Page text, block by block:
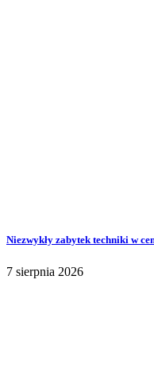
Niezwykły zabytek techniki w
7 sierpnia 2026